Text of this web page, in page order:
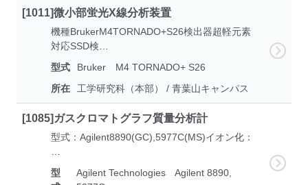
[1011]微小部蛍光X線分析装置
機種BrukerM4TORNADO+S26検出器超軽元素
対応SSD検…
型式
Bruker M4 TORNADO+ S26
所在
工学研究科（本部） / 青葉山キャンパス
[1085]ガスクロマトグラフ質量分析計
型式：Agilent8890(GC),5977C(MS)イオン化：
型
Agilent Technologies Agilent 8890,